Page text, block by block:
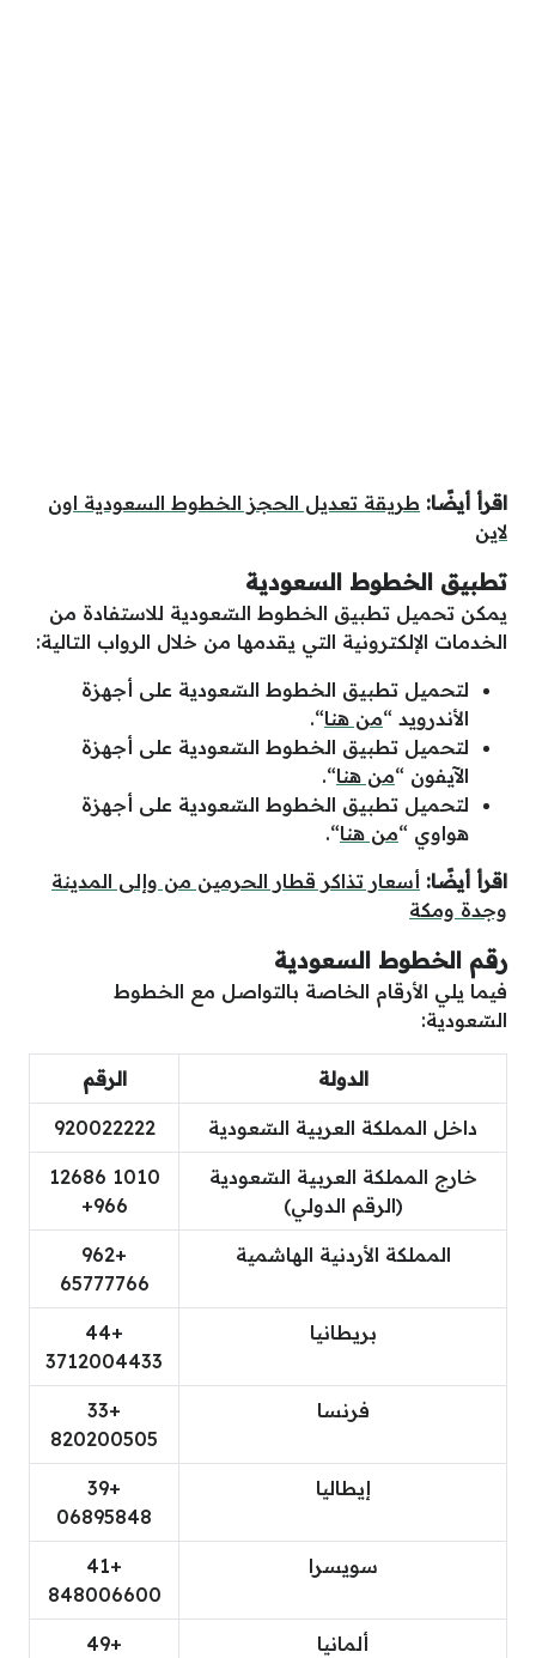
اقرأ أيضًا: طريقة تعديل الحجز الخطوط السعودية اون
لاين
تطبيق الخطوط السعودية
يمكن تحميل تطبيق الخطوط السّعودية للاستفادة من
الخدمات الإلكترونية التي يقدمها من خلال الرواب التالية:
لتحميل تطبيق الخطوط السّعودية على أجهزة
الأندرويد “من هنا“.
لتحميل تطبيق الخطوط السّعودية على أجهزة
الآيفون “من هنا“.
لتحميل تطبيق الخطوط السّعودية على أجهزة
هواوي “من هنا“.
اقرأ أيضًا: أسعار تذاكر قطار الحرمين من وإلى المدينة
وجدة ومكة
رقم الخطوط السعودية
فيما يلي الأرقام الخاصة بالتواصل مع الخطوط
السّعودية:
الدولة الرقم
داخل المملكة العربية السّعودية 920022222
خارج المملكة العربية السّعودية
(الرقم الدولي)
1010 12686
966+
المملكة الأردنية الهاشمية
+962
65777766
بريطانيا
+44
3712004433
فرنسا
+33
820200505
إيطاليا
+39
06895848
سويسرا
+41
848006600
ألمانيا
+49